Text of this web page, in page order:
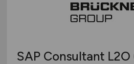
SAP Consultant